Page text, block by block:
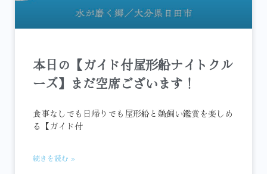
本日の【ガイド付屋形船ナイトクル
ーズ】まだ空席ございます！
食事なしでも日帰りでも屋形船と鵜飼い鑑賞を楽しめ
る【ガイド付
続きを読む »